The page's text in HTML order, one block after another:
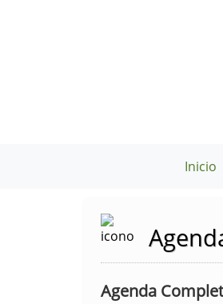
Inicio
Agenda